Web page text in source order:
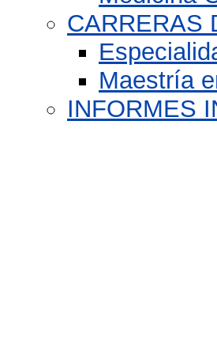
CARRERAS
Maestría
INFORMES